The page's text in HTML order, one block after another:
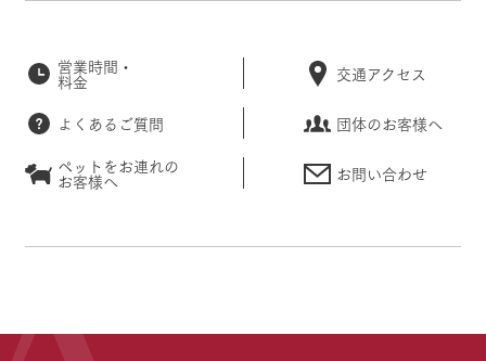
営業時間・
料金 交通アクセス
よくあるご質問
団体のお客様へ
ペットをお連れの
お客様へ お問い合わせ